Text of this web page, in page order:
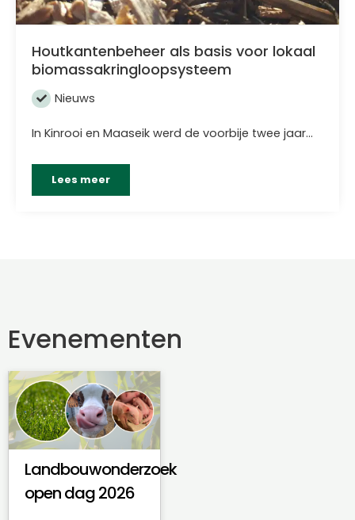
Houtkantenbeheer als basis voor lokaal
biomassakringloopsysteem
Nieuws
In Kinrooi en Maaseik werd de voorbije twee jaar…
Lees meer
Evenementen
Landbouwonderzoek
open dag 2026